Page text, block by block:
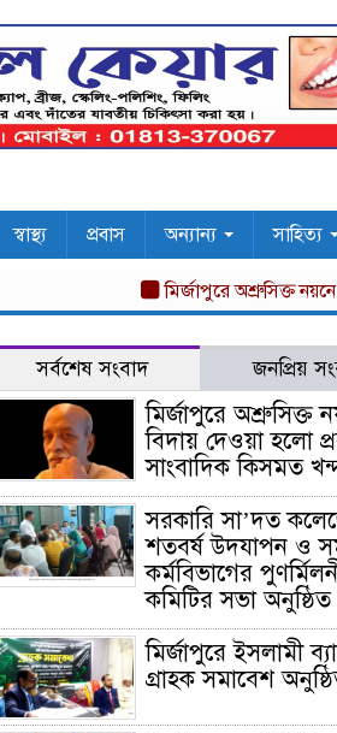
স্বাস্থ্য প্রবাস অন্যান্য সাহিত্য
মির্জাপুরে অশ্রুসিক্ত নয়নে চির
সর্বশেষ সংবাদ জনপ্রিয়
মির্জাপুরে অশ্রুসিক্ত
বিদায় দেওয়া হলো
সাংবাদিক কিসমত
সরকারি সা’দত
শতবর্ষ উদযাপন ও
কর্মবিভাগের
কমিটির সভা অনুষ্ঠিত
মির্জাপুরে ইসলামী
গ্রাহক সমাবেশ